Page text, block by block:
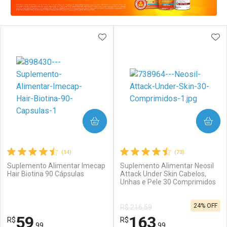
Ativar Desconto
Comprar sem Desconto
Por R$ 55,46/cada
Por R$ 55,46/cada
Comprar sem Desconto
Por R$ 133,49/cada
Por R$ 133,49/cada
(14)
Suplemento Alimentar Imecap
Hair Biotina 90 Cápsulas
R$59
ADICIONAR AOS FAVORITOS
COMPRAR
(73)
Suplemento Alimentar Neosil
Attack Under Skin Cabelos,
Unhas e Pele 30 Comprimidos
R$ 216,59
R$163
24% OFF
COMPRAR